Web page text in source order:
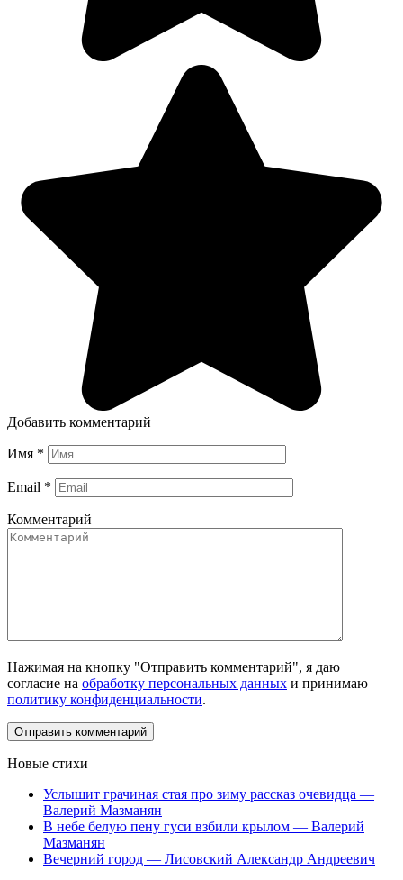
Добавить комментарий
Имя *
Email *
Комментарий
Нажимая на кнопку "Отправить комментарий", я даю
согласие на обработку персональных данных и принимаю
политику конфиденциальности.
Новые стихи
Услышит грачиная стая про зиму рассказ очевидца —
Валерий Мазманян
В небе белую пену гуси взбили крылом — Валерий
Мазманян
Вечерний город — Лисовский Александр Андреевич